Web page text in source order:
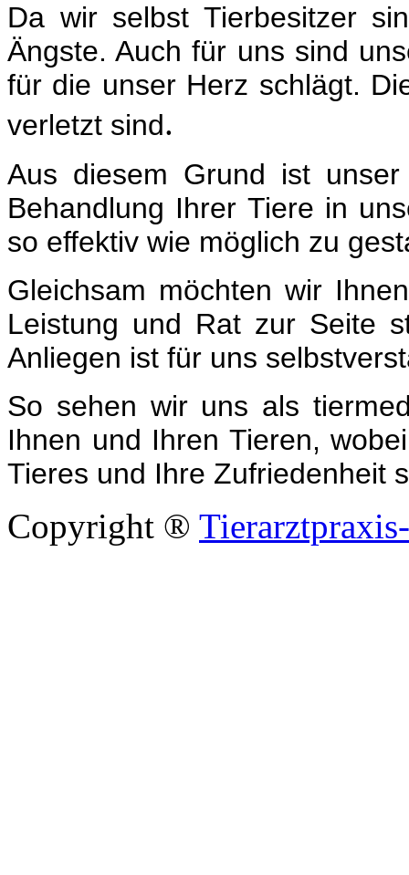
Da wir selbst Tierbesitzer
Ängste. Auch für uns sind
für die unser Herz schlägt.
verletzt sind.
Aus diesem Grund ist
Behandlung Ihrer Tiere in
so effektiv wie möglich zu
Gleichsam möchten wir
Leistung und Rat zur Seite
Anliegen ist für uns
So sehen wir uns als
Ihnen und Ihren Tieren,
Tieres und Ihre Zufriedenheit
Copyright ®